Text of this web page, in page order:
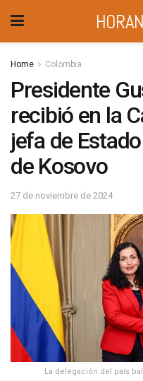
Home Colombia
Presidente
recibió en la
jefa de
de Kosovo
27 de noviembre de 2024
La delegación del país